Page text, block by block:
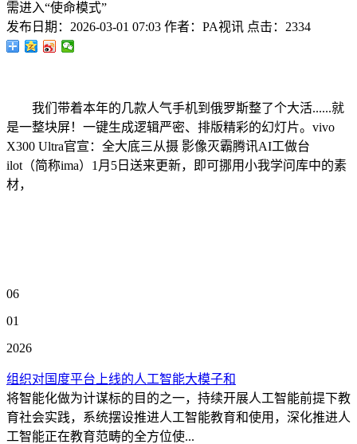
需进入“使命模式”
发布日期： 2026-03-01 07:03 作者： PA视讯 点击： 2334
我们带着本年的几款人气手机到俄罗斯整了个大活......就
是一整块屏！一键生成逻辑严密、排版精彩的幻灯片。vivo
X300 Ultra官宣：全大底三从摄 影像灭霸腾讯AI工做台
ilot（简称ima）1月5日送来更新，即可挪用小我学问库中的素
材，
06
01
2026
组织对国度平台上线的人工智能大模子和
将智能化做为计谋标的目的之一，持续开展人工智能前提下教
育社会实践，系统摆设推进人工智能教育和使用，深化推进人
工智能正在教育范畴的全方位使...